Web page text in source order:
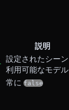
説明
設定されたシー
利用可能なモデル
常に false